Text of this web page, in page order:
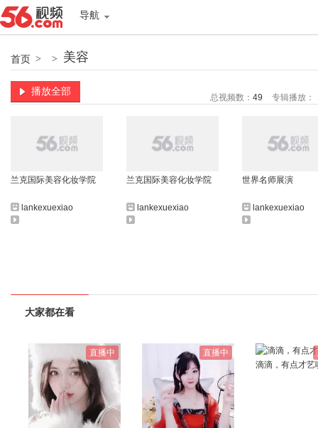
导航
首页 > > 美容
播放全部
总视频数： 49 专辑播放：
兰克国际美容化妆学院
lankexuexiao
兰克国际美容化妆学院
lankexuexiao
世界名师展演
lankexuexiao
大家都在看
直播中 直播中
滴滴，有点才艺